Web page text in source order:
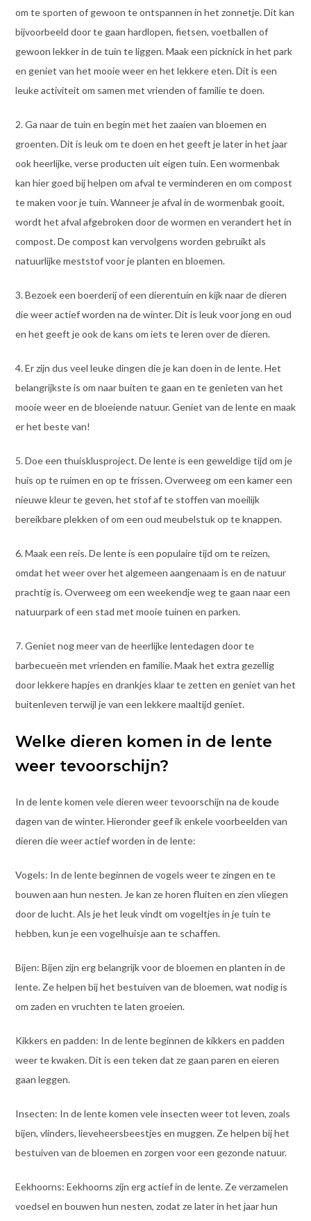
om te sporten of gewoon te ontspannen in het zonnetje. Dit kan
bijvoorbeeld door te gaan hardlopen, fietsen, voetballen of
gewoon lekker in de tuin te liggen. Maak een picknick in het park
en geniet van het mooie weer en het lekkere eten. Dit is een
leuke activiteit om samen met vrienden of familie te doen.
2. Ga naar de tuin en begin met het zaaien van bloemen en
groenten. Dit is leuk om te doen en het geeft je later in het jaar
ook heerlijke, verse producten uit eigen tuin. Een wormenbak
kan hier goed bij helpen om afval te verminderen en om compost
te maken voor je tuin. Wanneer je afval in de wormenbak gooit,
wordt het afval afgebroken door de wormen en verandert het in
compost. De compost kan vervolgens worden gebruikt als
natuurlijke meststof voor je planten en bloemen.
3. Bezoek een boerderij of een dierentuin en kijk naar de dieren
die weer actief worden na de winter. Dit is leuk voor jong en oud
en het geeft je ook de kans om iets te leren over de dieren.
4. Er zijn dus veel leuke dingen die je kan doen in de lente. Het
belangrijkste is om naar buiten te gaan en te genieten van het
mooie weer en de bloeiende natuur. Geniet van de lente en maak
er het beste van!
5. Doe een thuisklusproject. De lente is een geweldige tijd om je
huis op te ruimen en op te frissen. Overweeg om een kamer een
nieuwe kleur te geven, het stof af te stoffen van moeilijk
bereikbare plekken of om een ​​oud meubelstuk op te knappen.
6. Maak een reis. De lente is een populaire tijd om te reizen,
omdat het weer over het algemeen aangenaam is en de natuur
prachtig is. Overweeg om een ​​weekendje weg te gaan naar een
natuurpark of een stad met mooie tuinen en parken.
7. Geniet nog meer van de heerlijke lentedagen door te
barbecueën met vrienden en familie. Maak het extra gezellig
door lekkere hapjes en drankjes klaar te zetten en geniet van het
buitenleven terwijl je van een lekkere maaltijd geniet.
Welke dieren komen in de lente
weer tevoorschijn?
In de lente komen vele dieren weer tevoorschijn na de koude
dagen van de winter. Hieronder geef ik enkele voorbeelden van
dieren die weer actief worden in de lente:
Vogels: In de lente beginnen de vogels weer te zingen en te
bouwen aan hun nesten. Je kan ze horen fluiten en zien vliegen
door de lucht. Als je het leuk vindt om vogeltjes in je tuin te
hebben, kun je een vogelhuisje aan te schaffen.
Bijen: Bijen zijn erg belangrijk voor de bloemen en planten in de
lente. Ze helpen bij het bestuiven van de bloemen, wat nodig is
om zaden en vruchten te laten groeien.
Kikkers en padden: In de lente beginnen de kikkers en padden
weer te kwaken. Dit is een teken dat ze gaan paren en eieren
gaan leggen.
Insecten: In de lente komen vele insecten weer tot leven, zoals
bijen, vlinders, lieveheersbeestjes en muggen. Ze helpen bij het
bestuiven van de bloemen en zorgen voor een gezonde natuur.
Eekhoorns: Eekhoorns zijn erg actief in de lente. Ze verzamelen
voedsel en bouwen hun nesten, zodat ze later in het jaar hun